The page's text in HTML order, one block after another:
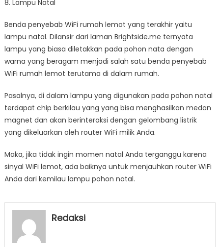
8. Lampu Natal
Benda penyebab WiFi rumah lemot yang terakhir yaitu
lampu natal. Dilansir dari laman Brightside.me ternyata
lampu yang biasa diletakkan pada pohon nata dengan
warna yang beragam menjadi salah satu benda penyebab
WiFi rumah lemot terutama di dalam rumah.
Pasalnya, di dalam lampu yang digunakan pada pohon natal
terdapat chip berkilau yang yang bisa menghasilkan medan
magnet dan akan berinteraksi dengan gelombang listrik
yang dikeluarkan oleh router WiFi milik Anda.
Maka, jika tidak ingin momen natal Anda terganggu karena
sinyal WiFi lemot, ada baiknya untuk menjauhkan router WiFi
Anda dari kemilau lampu pohon natal.
Redaksi